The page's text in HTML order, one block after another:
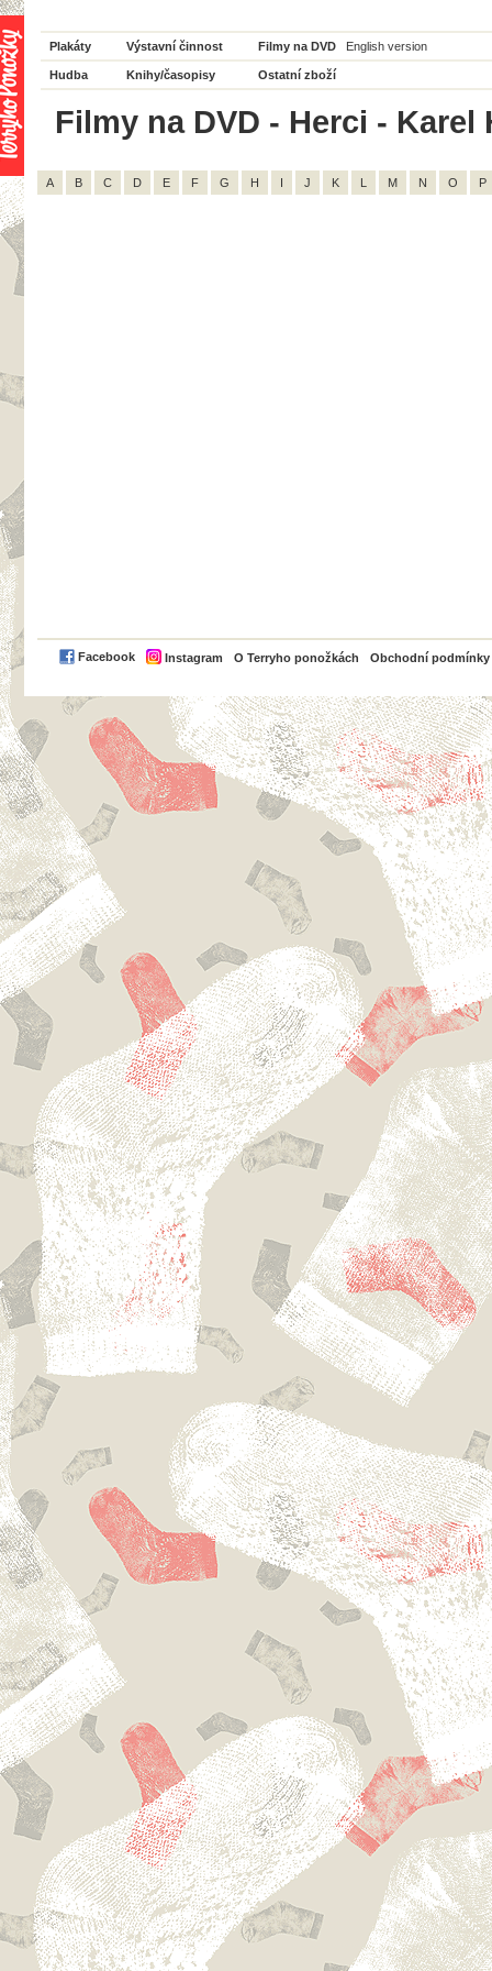
Plakáty Výstavní činnost Filmy na DVD English version
Hudba Knihy/časopisy Ostatní zboží
Filmy na DVD - Herci - Karel
A B C D E F G H I J K L M N O P
Facebook Instagram O Terryho ponožkách Obchodní podmínky
PayPal